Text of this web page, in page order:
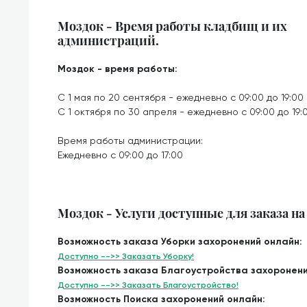
Моздок - Время работы кладбищ и их
администраций.
Моздок - время работы:
С 1 мая по 20 сентября - ежедневно с 09:00 до 19:00
С 1 октября по 30 апреля - ежедневно с 09:00 до
Время работы администрации:
Ежедневно с 09:00 до 17:00
Моздок - Услуги доступные для заказа
Возможность заказа Уборки захоронений онлайн:
Доступно -->> Заказать Уборку!
Возможность заказа Благоустройства
Доступно -->> Заказать Благоустройство!
Возможность Поиска захоронений онлайн: